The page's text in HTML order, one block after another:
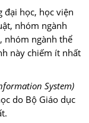
đại học, học viện
nhóm ngành
nhóm ngành thể
này chiếm ít nhất
System)
do Bộ Giáo dục